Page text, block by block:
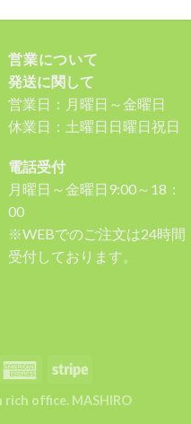
営業について
発送に関して
営業日：月曜日～金曜日
休業日：土曜日日曜日祝日
電話受付
月曜日～金曜日9:00～18：
00
※WEBでのご注文は24時間
受付しております。
rich office. MASHIRO